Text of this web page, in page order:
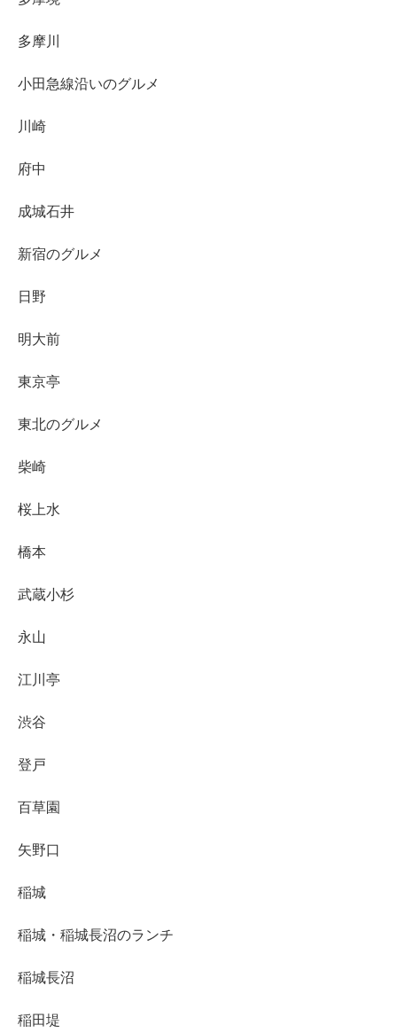
多摩川
小田急線沿いのグルメ
川崎
府中
成城石井
新宿のグルメ
日野
明大前
東京亭
東北のグルメ
柴崎
桜上水
橋本
武蔵小杉
永山
江川亭
渋谷
登戸
百草園
矢野口
稲城
稲城・稲城長沼のランチ
稲城長沼
稲田堤